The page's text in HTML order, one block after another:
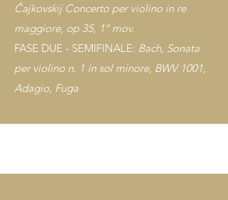
Čajkovskij Concerto per violino in re
maggiore, op 35, 1° mov.
FASE DUE - SEMIFINALE: Bach, Sonata
per violino n. 1 in sol minore, BWV 1001,
Adagio, Fuga